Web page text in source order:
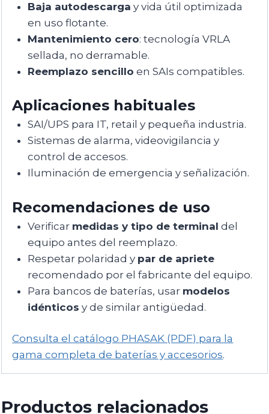
Baja autodescarga y vida útil optimizada
en uso flotante.
Mantenimiento cero: tecnología VRLA
sellada, no derramable.
Reemplazo sencillo en SAIs compatibles.
Aplicaciones habituales
SAI/UPS para IT, retail y pequeña industria.
Sistemas de alarma, videovigilancia y
control de accesos.
Iluminación de emergencia y señalización.
Recomendaciones de uso
Verificar medidas y tipo de terminal del
equipo antes del reemplazo.
Respetar polaridad y par de apriete
recomendado por el fabricante del equipo.
Para bancos de baterías, usar modelos
idénticos y de similar antigüedad.
Consulta el catálogo PHASAK (PDF) para la
gama completa de baterías y accesorios.
Productos relacionados